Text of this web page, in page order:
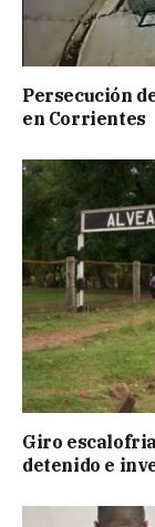
Persecución
en Corrientes
Giro
detenido e